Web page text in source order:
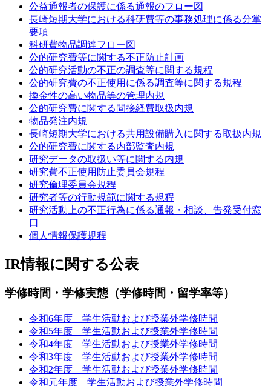
公益通報者の保護に係る通報のフロー図
長崎短期大学における科研費等の事務処理に係る分掌
要項
科研費物品調達フロー図
公的研究費等に関する不正防止計画
公的研究活動の不正の調査等に関する規程
公的研究費の不正使用に係る調査等に関する規程
換金性の高い物品等の管理内規
公的研究費に関する間接経費取扱内規
物品発注内規
長崎短期大学における共用設備購入に関する取扱内規
公的研究費に関する内部監査内規
研究データの取扱い等に関する内規
研究費不正使用防止委員会規程
研究倫理委員会規程
研究者等の行動規範に関する規程
研究活動上の不正行為に係る通報・相談、告発受付窓
口
個人情報保護規程
IR情報に関する公表
学修時間・学修実態（学修時間・留学率等）
令和6年度 学生活動および授業外学修時間
令和5年度 学生活動および授業外学修時間
令和4年度 学生活動および授業外学修時間
令和3年度 学生活動および授業外学修時間
令和2年度 学生活動および授業外学修時間
令和元年度 学生活動および授業外学修時間